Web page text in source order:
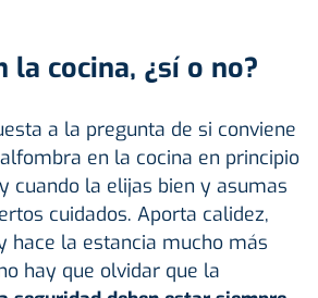
la cocina, ¿sí o no?
a la pregunta de si conviene
en la cocina en principio
cuando la elijas bien y asumas
cuidados. Aporta calidez,
hace la estancia mucho más
hay que olvidar que la